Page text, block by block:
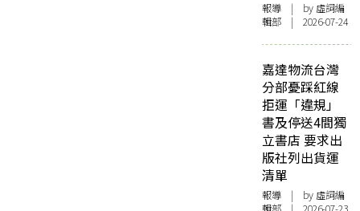
報導 | by 虛詞編
輯部 | 2026-07-24
嘉達物流台灣
分部憂踩紅線
拒運「違規」
書及停送4間獨
立書店 要求出
版社列出貨運
清單
報導 | by 虛詞編